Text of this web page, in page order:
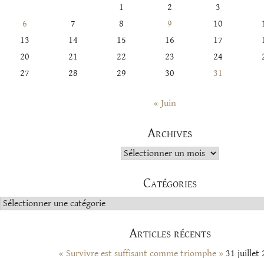
1
2
3
6
7 8 9 10
13
14 15 16 17
20
21 22 23 24
27
28 29 30 31
« Juin
Archives
Archives
Catégories
Catégories
Articles récents
« Survivre est suffisant comme triomphe » 31 juillet